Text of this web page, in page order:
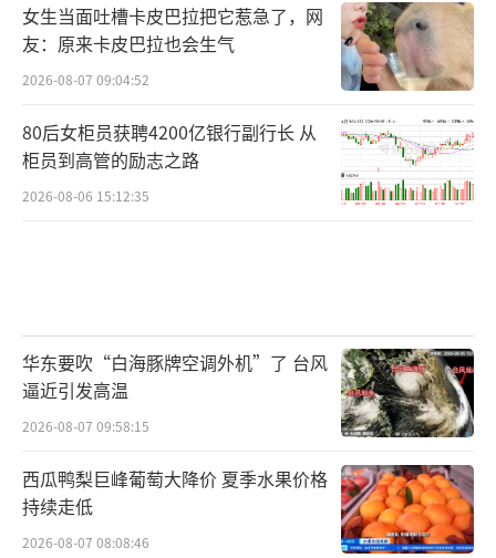
女生当面吐槽卡皮巴拉把它惹急了，网
友：原来卡皮巴拉也会生气
2026-08-07 09:04:52
80后女柜员获聘4200亿银行副行长 从
柜员到高管的励志之路
2026-08-06 15:12:35
华东要吹“白海豚牌空调外机”了 台风
逼近引发高温
2026-08-07 09:58:15
西瓜鸭梨巨峰葡萄大降价 夏季水果价格
持续走低
2026-08-07 08:08:46